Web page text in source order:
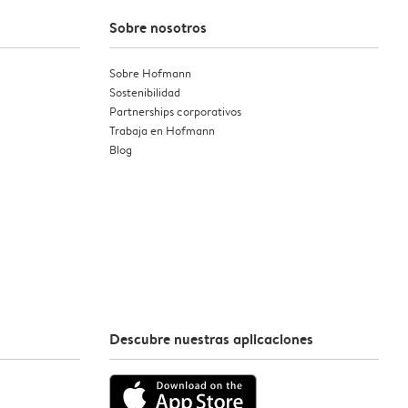
Sobre nosotros
Sobre Hofmann
Sostenibilidad
Partnerships corporativos
Trabaja en Hofmann
Blog
Descubre nuestras aplicaciones